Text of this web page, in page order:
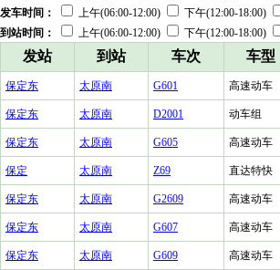
发车时间：
上午(06:00-12:00) 下午(12:00-18:00)
到站时间：
上午(06:00-12:00) 下午(12:00-18:00)
发站 到站 车次 车型
保定东 太原南 G601 高速动车
保定东 太原南 D2001 动车组
保定东 太原南 G605 高速动车
保定 太原南 Z69 直达特快
保定东 太原南 G2609 高速动车
保定东 太原南 G607 高速动车
保定东 太原南 G609 高速动车